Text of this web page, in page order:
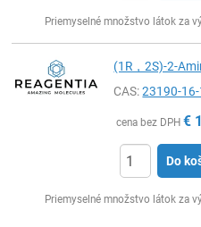
Priemyselné množstvo látok za
(1R，2S)-2-
CAS:23190-16-
cena bez DPH €
Do
Priemyselné množstvo látok za